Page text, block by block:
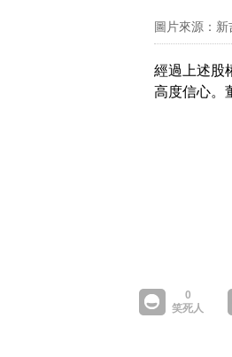
圖片來源：
經過上述股
高度信心。